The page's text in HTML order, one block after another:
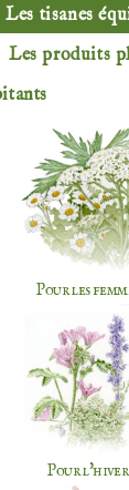
Les tisanes
Les produits
Pour l'hiver
Pour les